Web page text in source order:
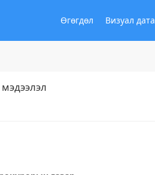
Өгөгдөл Визуал дата